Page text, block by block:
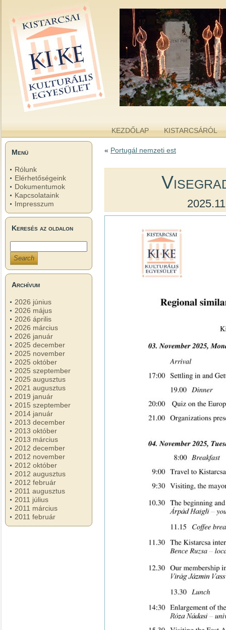
KEZDŐLAP KISTARCSÁRÓL
Menü
Rólunk
Elérhetőségeink
Dokumentumok
Kapcsolataink
Impresszum
Keresés az oldalon
Archívum
2026 június
2026 május
2026 április
2026 március
2026 január
2025 december
2025 november
2025 október
2025 szeptember
2025 augusztus
2021 augusztus
2019 január
2015 szeptember
2014 január
2013 december
2013 október
2013 március
2012 december
2012 november
2012 október
2012 augusztus
2012 február
2011 augusztus
2011 július
2011 március
2011 február
« Portugál nemzeti est